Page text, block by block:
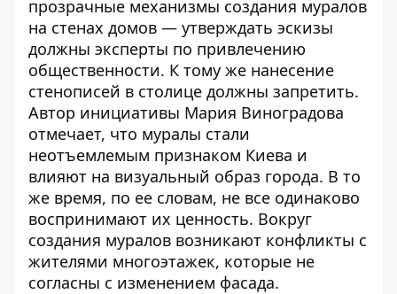
прозрачные механизмы создания муралов
на стенах домов — утверждать эскизы
должны эксперты по привлечению
общественности. К тому же нанесение
стенописей в столице должны запретить.
Автор инициативы Мария Виноградова
отмечает, что муралы стали
неотъемлемым признаком Киева и
влияют на визуальный образ города. В то
же время, по ее словам, не все одинаково
воспринимают их ценность. Вокруг
создания муралов возникают конфликты с
жителями многоэтажек, которые не
согласны с изменением фасада.